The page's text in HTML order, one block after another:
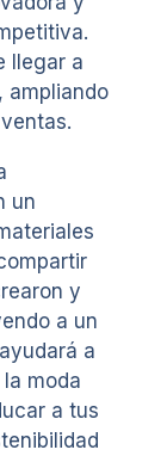
llegar a
ampliando
un
y
a un
a
moda
a tus